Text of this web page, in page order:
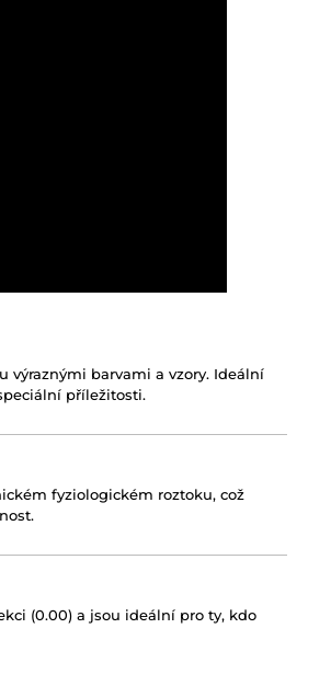
výraznými barvami a vzory. Ideální
příležitosti.
fyziologickém roztoku, což
(0.00) a jsou ideální pro ty, kdo